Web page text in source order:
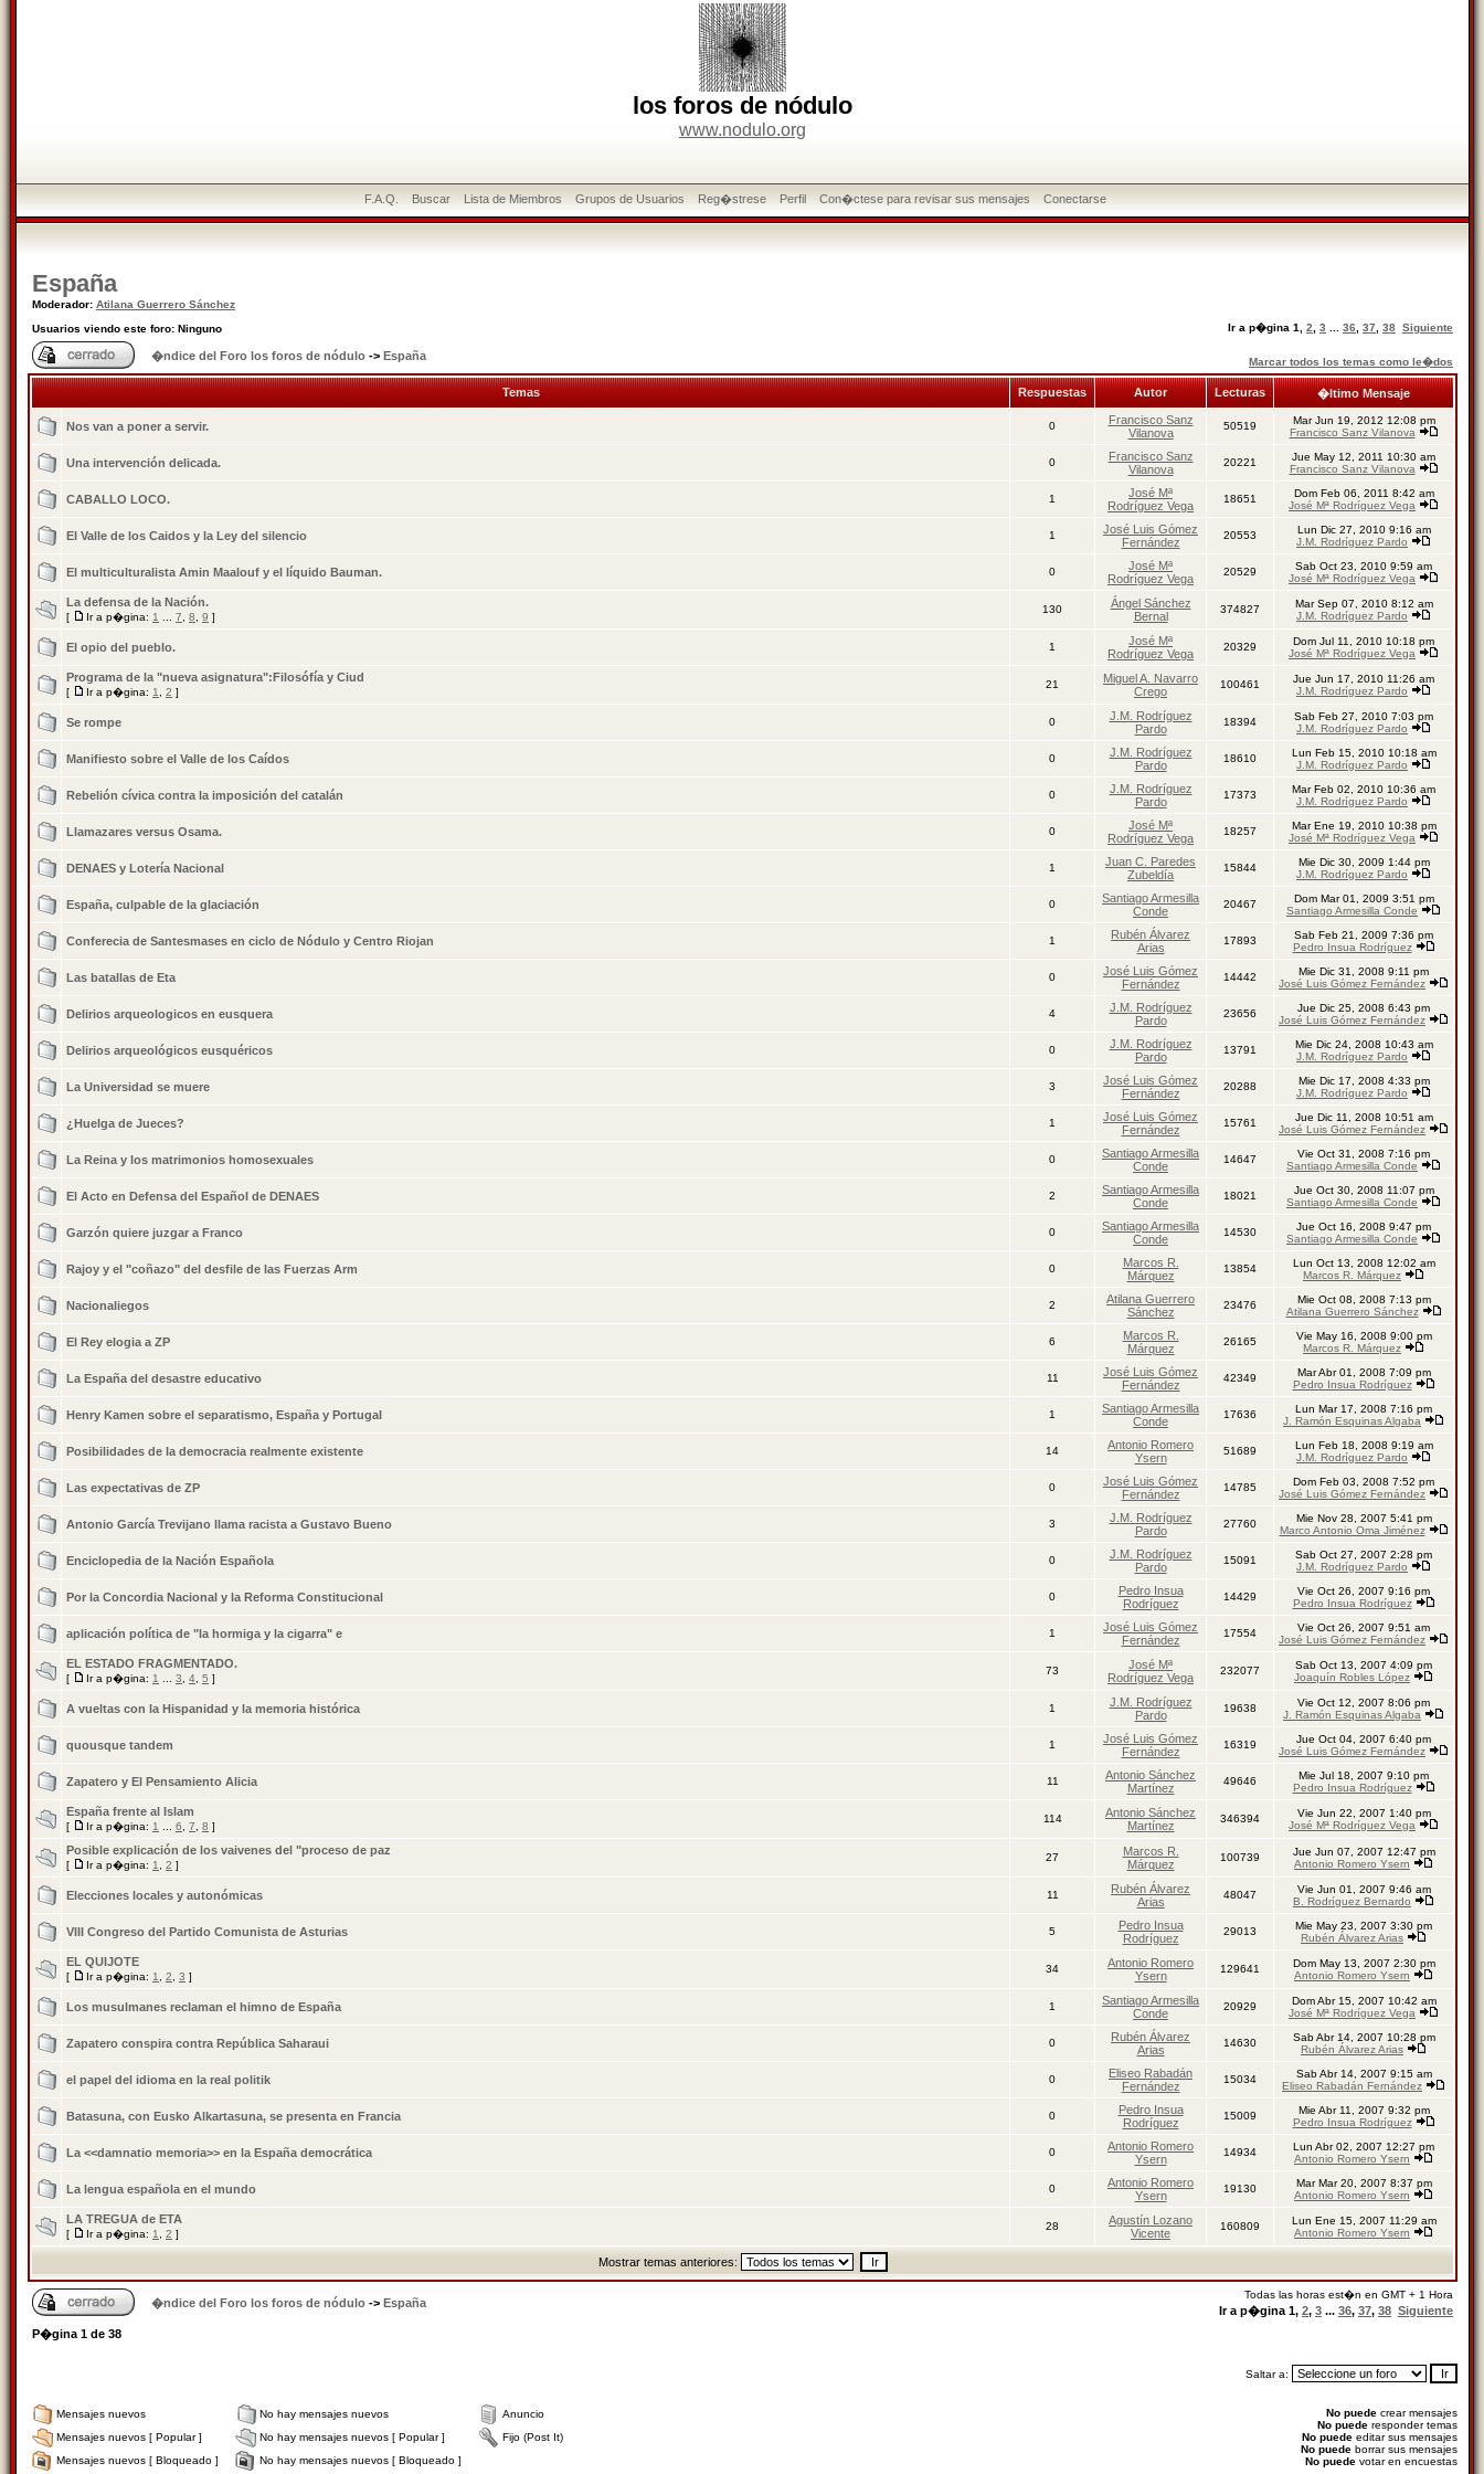
los foros de nódulo
www.nodulo.org
F.A.Q. Buscar Lista de Miembros Grupos de Usuarios Reg�strese Perfil Con�ctese para revisar sus mensajes Conectarse
España
Moderador: Atilana Guerrero Sánchez
Usuarios viendo este foro: Ninguno
Ir a p�gina 1 2 3 36 37 38 Siguiente
�ndice del Foro los foros de nódulo -> España Marcar todos los temas como le�dos
Temas Respuestas Autor Lecturas �ltimo Mensaje
Nos van a poner a servir. 0
Francisco Sanz
Vilanova
50519
Mar Jun 19, 2012 12:08 pm
Francisco Sanz Vilanova
Una intervención delicada. 0
Francisco Sanz
Vilanova
20221
Jue May 12, 2011 10:30 am
Francisco Sanz Vilanova
CABALLO LOCO. 1
José Mª
Rodríguez Vega
18651
Dom Feb 06, 2011 8:42 am
José Mª Rodríguez Vega
El Valle de los Caidos y la Ley del silencio 1
José Luis Gómez
Fernández
20553
Lun Dic 27, 2010 9:16 am
J.M. Rodríguez Pardo
El multiculturalista Amin Maalouf y el líquido Bauman. 0
José Mª
Rodríguez Vega
20529
Sab Oct 23, 2010 9:59 am
José Mª Rodríguez Vega
La defensa de la Nación.
[ Ir a p�gina: 1 7 8 9 ]
130
Ángel Sánchez
Bernal
374827
Mar Sep 07, 2010 8:12 am
J.M. Rodríguez Pardo
El opio del pueblo. 1
José Mª
Rodríguez Vega
20329
Dom Jul 11, 2010 10:18 pm
José Mª Rodríguez Vega
Programa de la "nueva asignatura":Filosófía y Ciud
[ Ir a p�gina: 1 2 ]
21
Miguel A. Navarro
Crego
100461
Jue Jun 17, 2010 11:26 am
J.M. Rodríguez Pardo
Se rompe 0
J.M. Rodríguez
Pardo
18394
Sab Feb 27, 2010 7:03 pm
J.M. Rodríguez Pardo
Manifiesto sobre el Valle de los Caídos 0
J.M. Rodríguez
Pardo
18610
Lun Feb 15, 2010 10:18 am
J.M. Rodríguez Pardo
Rebelión cívica contra la imposición del catalán 0
J.M. Rodríguez
Pardo
17373
Mar Feb 02, 2010 10:36 am
J.M. Rodríguez Pardo
Llamazares versus Osama. 0
José Mª
Rodríguez Vega
18257
Mar Ene 19, 2010 10:38 pm
José Mª Rodríguez Vega
DENAES y Lotería Nacional 1
Juan C. Paredes
Zubeldía
15844
Mie Dic 30, 2009 1:44 pm
J.M. Rodríguez Pardo
España, culpable de la glaciación 0
Santiago Armesilla
Conde
20467
Dom Mar 01, 2009 3:51 pm
Santiago Armesilla Conde
Conferecia de Santesmases en ciclo de Nódulo y Centro Riojan 1
Rubén Álvarez
Arias
17893
Sab Feb 21, 2009 7:36 pm
Pedro Insua Rodríguez
Las batallas de Eta 0
José Luis Gómez
Fernández
14442
Mie Dic 31, 2008 9:11 pm
José Luis Gómez Fernández
Delirios arqueologicos en eusquera 4
J.M. Rodríguez
Pardo
23656
Jue Dic 25, 2008 6:43 pm
José Luis Gómez Fernández
Delirios arqueológicos eusquéricos 0
J.M. Rodríguez
Pardo
13791
Mie Dic 24, 2008 10:43 am
J.M. Rodríguez Pardo
La Universidad se muere 3
José Luis Gómez
Fernández
20288
Mie Dic 17, 2008 4:33 pm
J.M. Rodríguez Pardo
¿Huelga de Jueces? 1
José Luis Gómez
Fernández
15761
Jue Dic 11, 2008 10:51 am
José Luis Gómez Fernández
La Reina y los matrimonios homosexuales 0
Santiago Armesilla
Conde
14647
Vie Oct 31, 2008 7:16 pm
Santiago Armesilla Conde
El Acto en Defensa del Español de DENAES 2
Santiago Armesilla
Conde
18021
Jue Oct 30, 2008 11:07 pm
Santiago Armesilla Conde
Garzón quiere juzgar a Franco 0
Santiago Armesilla
Conde
14530
Jue Oct 16, 2008 9:47 pm
Santiago Armesilla Conde
Rajoy y el "coñazo" del desfile de las Fuerzas Arm 0
Marcos R.
Márquez
13854
Lun Oct 13, 2008 12:02 am
Marcos R. Márquez
Nacionaliegos 2
Atilana Guerrero
Sánchez
23476
Mie Oct 08, 2008 7:13 pm
Atilana Guerrero Sánchez
El Rey elogia a ZP 6
Marcos R.
Márquez
26165
Vie May 16, 2008 9:00 pm
Marcos R. Márquez
La España del desastre educativo 11
José Luis Gómez
Fernández
42349
Mar Abr 01, 2008 7:09 pm
Pedro Insua Rodríguez
Henry Kamen sobre el separatismo, España y Portugal 1
Santiago Armesilla
Conde
17636
Lun Mar 17, 2008 7:16 pm
J. Ramón Esquinas Algaba
Posibilidades de la democracia realmente existente 14
Antonio Romero
Ysern
51689
Lun Feb 18, 2008 9:19 am
J.M. Rodríguez Pardo
Las expectativas de ZP 0
José Luis Gómez
Fernández
14785
Dom Feb 03, 2008 7:52 pm
José Luis Gómez Fernández
Antonio García Trevijano llama racista a Gustavo Bueno 3
J.M. Rodríguez
Pardo
27760
Mie Nov 28, 2007 5:41 pm
Marco Antonio Oma Jiménez
Enciclopedia de la Nación Española 0
J.M. Rodríguez
Pardo
15091
Sab Oct 27, 2007 2:28 pm
J.M. Rodríguez Pardo
Por la Concordia Nacional y la Reforma Constitucional 0
Pedro Insua
Rodríguez
14429
Vie Oct 26, 2007 9:16 pm
Pedro Insua Rodríguez
aplicación política de "la hormiga y la cigarra" e 1
José Luis Gómez
Fernández
17554
Vie Oct 26, 2007 9:51 am
José Luis Gómez Fernández
EL ESTADO FRAGMENTADO.
[ Ir a p�gina: 1 3 4 5 ]
73
José Mª
Rodríguez Vega
232077
Sab Oct 13, 2007 4:09 pm
Joaquín Robles López
A vueltas con la Hispanidad y la memoria histórica 1
J.M. Rodríguez
Pardo
19638
Vie Oct 12, 2007 8:06 pm
J. Ramón Esquinas Algaba
quousque tandem 1
José Luis Gómez
Fernández
16319
Jue Oct 04, 2007 6:40 pm
José Luis Gómez Fernández
Zapatero y El Pensamiento Alicia 11
Antonio Sánchez
Martínez
49646
Mie Jul 18, 2007 9:10 pm
Pedro Insua Rodríguez
España frente al Islam
[ Ir a p�gina: 1 6 7 8 ]
114
Antonio Sánchez
Martínez
346394
Vie Jun 22, 2007 1:40 pm
José Mª Rodríguez Vega
Posible explicación de los vaivenes del "proceso de paz
[ Ir a p�gina: 1 2 ]
27
Marcos R.
Márquez
100739
Jue Jun 07, 2007 12:47 pm
Antonio Romero Ysern
Elecciones locales y autonómicas 11
Rubén Álvarez
Arias
48047
Vie Jun 01, 2007 9:46 am
B. Rodríguez Bernardo
VIII Congreso del Partido Comunista de Asturias 5
Pedro Insua
Rodríguez
29013
Mie May 23, 2007 3:30 pm
Rubén Álvarez Arias
EL QUIJOTE
[ Ir a p�gina: 1 2 3 ]
34
Antonio Romero
Ysern
129641
Dom May 13, 2007 2:30 pm
Antonio Romero Ysern
Los musulmanes reclaman el himno de España 1
Santiago Armesilla
Conde
20929
Dom Abr 15, 2007 10:42 am
José Mª Rodríguez Vega
Zapatero conspira contra República Saharaui 0
Rubén Álvarez
Arias
14630
Sab Abr 14, 2007 10:28 pm
Rubén Álvarez Arias
el papel del idioma en la real politik 0
Eliseo Rabadán
Fernández
15034
Sab Abr 14, 2007 9:15 am
Eliseo Rabadán Fernández
Batasuna, con Eusko Alkartasuna, se presenta en Francia 0
Pedro Insua
Rodríguez
15009
Mie Abr 11, 2007 9:32 pm
Pedro Insua Rodríguez
La <<damnatio memoria>> en la España democrática 0
Antonio Romero
Ysern
14934
Lun Abr 02, 2007 12:27 pm
Antonio Romero Ysern
La lengua española en el mundo 0
Antonio Romero
Ysern
19130
Mar Mar 20, 2007 8:37 pm
Antonio Romero Ysern
LA TREGUA de ETA
[ Ir a p�gina: 1 2 ]
28
Agustín Lozano
Vicente
160809
Lun Ene 15, 2007 11:29 am
Antonio Romero Ysern
Mostrar temas anteriores:
�ndice del Foro los foros de nódulo -> España
Todas las horas est�n en GMT + 1 Hora
Ir a p�gina 1, 2, 3 ... 36, 37, 38 Siguiente
P�gina 1 de 38
Saltar a:
Mensajes nuevos No hay mensajes nuevos
Anuncio
Mensajes nuevos [ Popular ]
No hay mensajes nuevos [ Popular ]
Fijo (Post It)
Mensajes nuevos [ Bloqueado ]
No hay mensajes nuevos [ Bloqueado ]
No puede crear mensajes
No puede responder temas
No puede editar sus mensajes
No puede borrar sus mensajes
No puede votar en encuestas